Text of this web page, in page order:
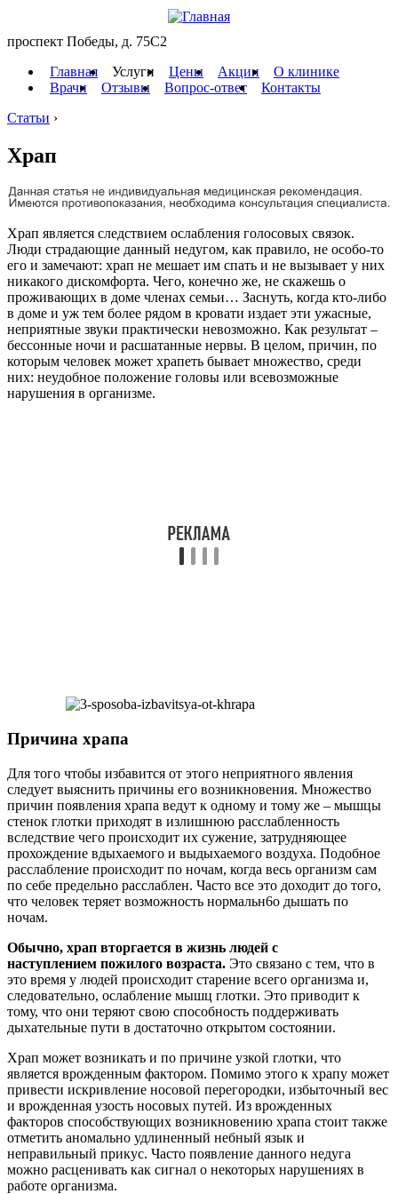
проспект Победы, д. 75C2
Главная
Услуги Цены Акции
О клинике
Врачи
Отзывы Вопрос-ответ
Контакты
Статьи ›
Храп
Храп является следствием ослабления голосовых связок.
Люди страдающие данный недугом, как правило, не особо-то
его и замечают: храп не мешает им спать и не вызывает у них
никакого дискомфорта. Чего, конечно же, не скажешь о
проживающих в доме членах семьи… Заснуть, когда кто-либо
в доме и уж тем более рядом в кровати издает эти ужасные,
неприятные звуки практически невозможно. Как результат –
бессонные ночи и расшатанные нервы. В целом, причин, по
которым человек может храпеть бывает множество, среди
них: неудобное положение головы или всевозможные
нарушения в организме.
Причина храпа
Для того чтобы избавится от этого неприятного явления
следует выяснить причины его возникновения. Множество
причин появления храпа ведут к одному и тому же – мышцы
стенок глотки приходят в излишнюю расслабленность
вследствие чего происходит их сужение, затрудняющее
прохождение вдыхаемого и выдыхаемого воздуха. Подобное
расслабление происходит по ночам, когда весь организм сам
по себе предельно расслаблен. Часто все это доходит до того,
что человек теряет возможность нормальн6о дышать по
ночам.
Обычно, храп вторгается в жизнь людей с
наступлением пожилого возраста. Это связано с тем, что в
это время у людей происходит старение всего организма и,
следовательно, ослабление мышц глотки. Это приводит к
тому, что они теряют свою способность поддерживать
дыхательные пути в достаточно открытом состоянии.
Храп может возникать и по причине узкой глотки, что
является врожденным фактором. Помимо этого к храпу может
привести искривление носовой перегородки, избыточный вес
и врожденная узость носовых путей. Из врожденных
факторов способствующих возникновению храпа стоит также
отметить аномально удлиненный небный язык и
неправильный прикус. Часто появление данного недуга
можно расценивать как сигнал о некоторых нарушениях в
работе организма.